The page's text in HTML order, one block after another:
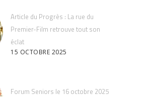
Article du Progrès : La rue du
Premier-Film retrouve tout son
éclat
15 OCTOBRE 2025
Forum Seniors le 16 octobre 2025